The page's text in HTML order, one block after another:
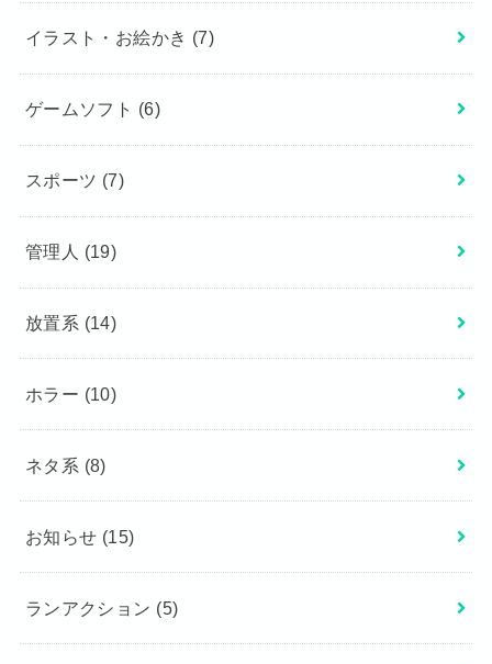
イラスト・お絵かき (7)
ゲームソフト (6)
スポーツ (7)
管理人 (19)
放置系 (14)
ホラー (10)
ネタ系 (8)
お知らせ (15)
ランアクション (5)